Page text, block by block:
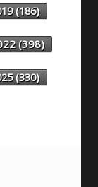
(186)
(398)
(330)